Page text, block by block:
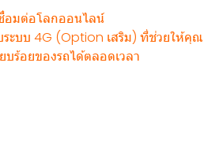
อมต่อโลกออนไลน์
ระบบ 4G (Option เสริม) ที่ช่วยให้
บร้อยของรถได้ตลอดเวลา